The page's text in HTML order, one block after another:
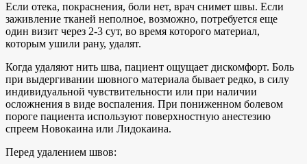
Если отека, покраснения, боли нет, врач снимет швы. Если
заживление тканей неполное, возможно, потребуется еще
один визит через 2-3 сут, во время которого материал,
которым ушили рану, удалят.
Когда удаляют нить шва, пациент ощущает дискомфорт. Боль
при выдергивании шовного материала бывает редко, в силу
индивидуальной чувствительности или при наличии
осложнения в виде воспаления. При пониженном болевом
пороге пациента используют поверхностную анестезию
спреем Новокаина или Лидокаина.
Перед удалением швов: